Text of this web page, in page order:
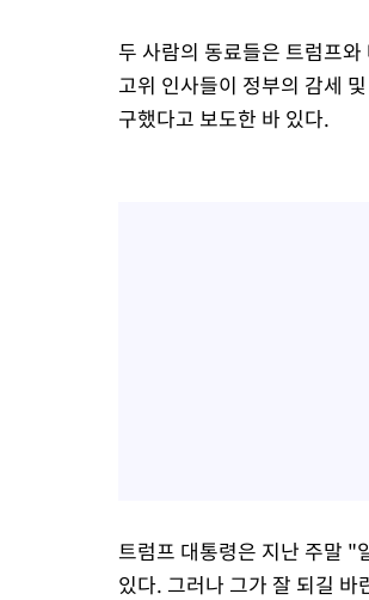
두 사람의 동료들은 트럼프
고위 인사들이 정부의 감세
구했다고 보도한 바 있다.
트럼프 대통령은 지난 주말 "
있다. 그러나 그가 잘 되길